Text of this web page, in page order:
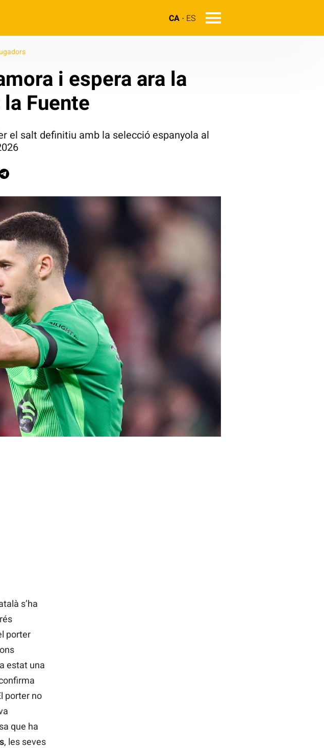
CA ES
i espera ara la
Fuente
el salt definitiu amb la selecció espanyola al
s’ha
porter
estat una
porter no
que ha
, les seves